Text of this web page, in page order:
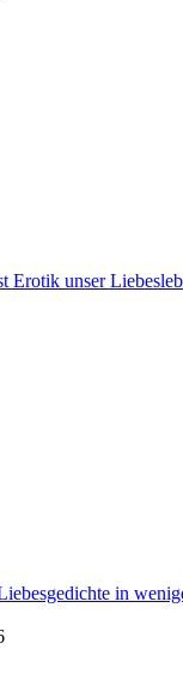
Erotik unser
in